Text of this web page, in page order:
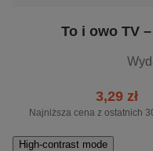
To i owo TV
3,29 zł
Najniższa cena z ostatnich
High-contrast mode